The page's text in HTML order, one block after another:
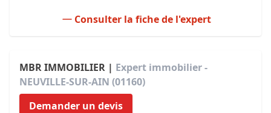
Consulter la fiche de l'expert
MBR IMMOBILIER | Expert immobilier -
NEUVILLE-SUR-AIN (01160)
Demander un devis